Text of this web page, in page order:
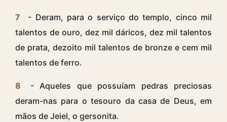
7
- Deram, para o serviço do templo, cinco mil
talentos de ouro, dez mil dáricos, dez mil talentos
de prata, dezoito mil talentos de bronze e cem mil
talentos de ferro.
8
- Aqueles que possuíam pedras preciosas
deram-nas para o tesouro da casa de Deus, em
mãos de Jeiel, o gersonita.